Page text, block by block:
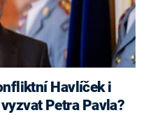
Petra Pavla?